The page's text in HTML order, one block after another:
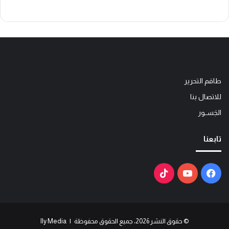
طاقم التحرير
للاتصال بنا
الجَســور
تابعنا
فيسبوكيوتيوب ‫TikTok
© حقوق النشر 2026، جميع الحقوق محفوظة | Ily Media